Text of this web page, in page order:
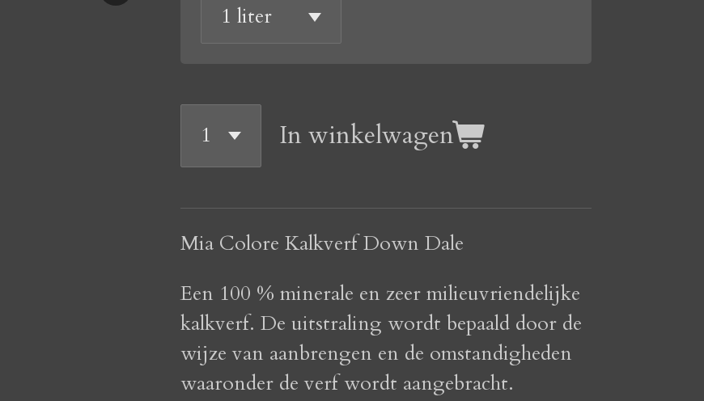
In winkelwagen
Mia Colore Kalkverf Down Dale
Een 100 % minerale en zeer milieuvriendelijke
kalkverf. De uitstraling wordt bepaald door de
wijze van aanbrengen en de omstandigheden
waaronder de verf wordt aangebracht.